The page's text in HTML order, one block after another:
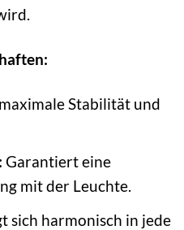
Stabilität und
Garantiert eine
mit der Leuchte.
sich harmonisch in jede